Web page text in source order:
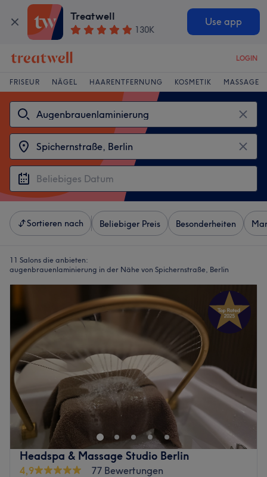
Treatwell
130K
Use app
LOGIN
FRISEUR NÄGEL HAARENTFERNUNG KOSMETIK MASSAGE
Sortieren nach Beliebiger Preis Besonderheiten
11 Salons die anbieten:
augenbrauenlaminierung in der Nähe von Spichernstraße, Berlin
Headspa & Massage Studio Berlin
4,9
77 Bewertungen